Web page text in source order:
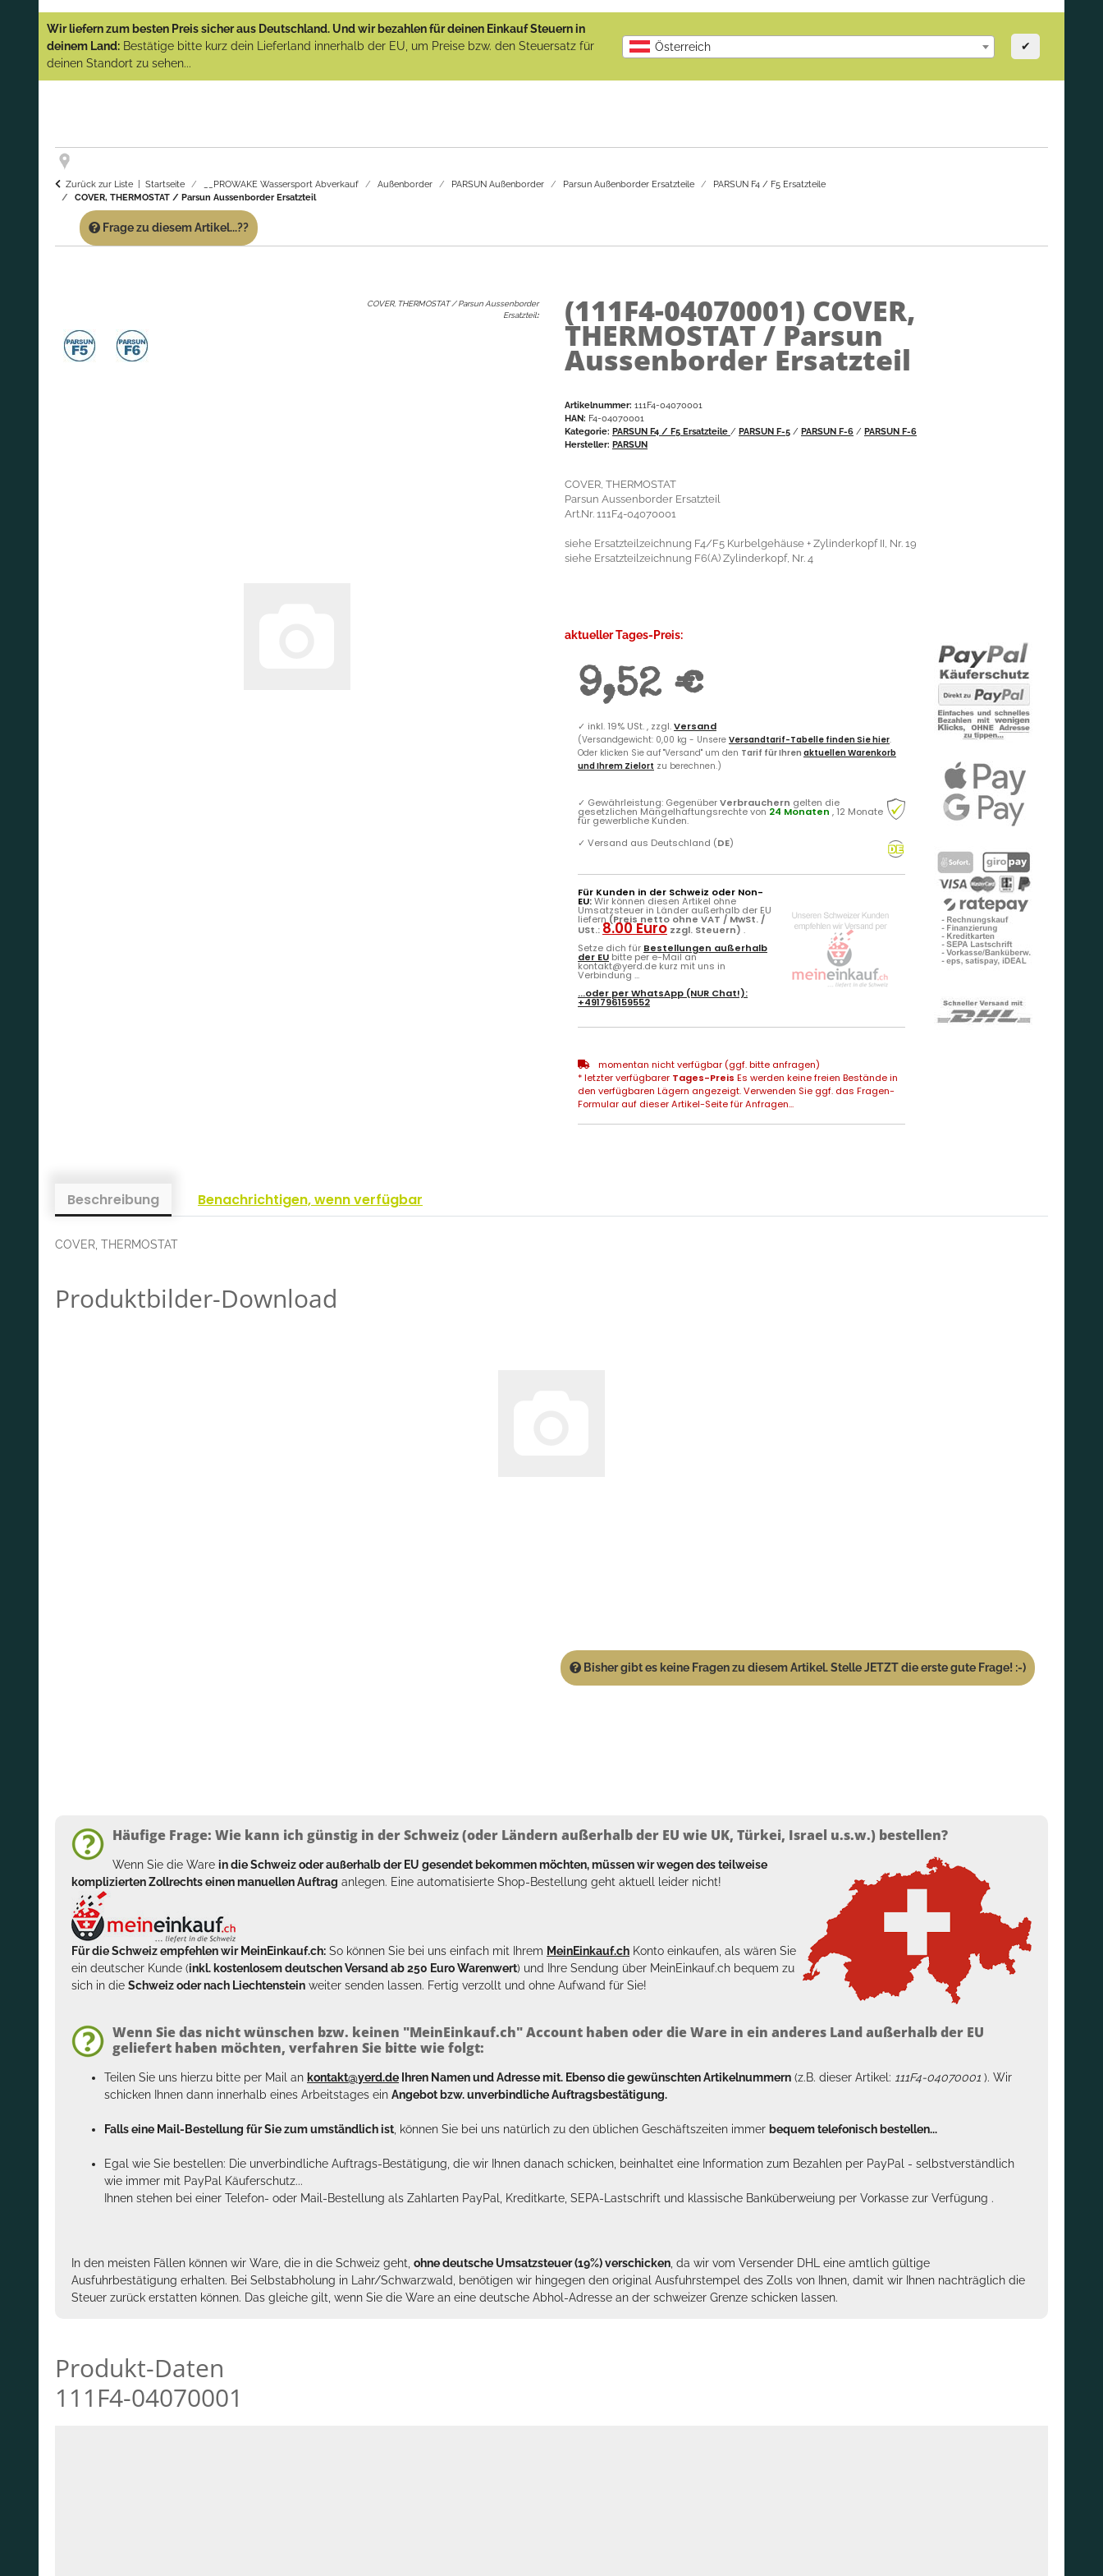
(Abverkauf)!
GARANTIE UND SERVICE:
Wir liefern zum besten Preis sicher aus Deutschland. Und wir bezahlen für deinen Einkauf Steuern in
deinem Land: Bestätige bitte kurz dein Lieferland innerhalb der EU, um Preise bzw. den Steuersatz für
deinen Standort zu sehen...
Österreich ✔
Zurück zur Liste Startseite __PROWAKE Wassersport Abverkauf Außenborder PARSUN Außenborder Parsun Außenborder Ersatzteile
PARSUN F4 / F5 Ersatzteile
COVER, THERMOSTAT / Parsun Aussenborder Ersatzteil
Frage zu diesem Artikel...??
COVER, THERMOSTAT / Parsun Aussenborder
Ersatzteil: (111F4-04070001) COVER,
THERMOSTAT / Parsun
Aussenborder Ersatzteil
Artikelnummer: 111F4-04070001
HAN: F4-04070001
Kategorie: PARSUN F4 / F5 Ersatzteile / PARSUN F-5 / PARSUN F-6 / PARSUN F-6
Hersteller: PARSUN
COVER, THERMOSTAT
Parsun Aussenborder Ersatzteil
Art.Nr. 111F4-04070001
siehe Ersatzteilzeichnung F4/F5 Kurbelgehäuse + Zylinderkopf II, Nr. 19
siehe Ersatzteilzeichnung F6(A) Zylinderkopf, Nr. 4
aktueller Tages-Preis:
9,52 €
✓ inkl. 19% USt. , zzgl.Versand
(Versandgewicht: 0,00 kg - Unsere Versandtarif-Tabelle finden Sie hier.
Oder klicken Sie auf "Versand" um den Tarif für Ihren aktuellen Warenkorb
und Ihrem Zielort zu berechnen.)
✓ Gewährleistung: GegenüberVerbrauchern gelten die
gesetzlichen Mängelhaftungsrechte von 24 Monaten , 12 Monate
für gewerbliche Kunden.
✓ Versand aus Deutschland (DE)
Für Kunden in der Schweiz oder Non-
EU:Wir können diesen Artikel ohne
Umsatzsteuer in Länder außerhalb der EU
liefern(Preis netto ohne VAT / MwSt. /
USt.: 8.00 Euro zzgl. Steuern) .
Setze dich für Bestellungen außerhalb
der EU bitte per e-Mail an
kontakt@yerd.de kurz mit uns in
Verbindung ...
...oder perWhatsApp (NUR Chat!):
+491796159552
momentan nicht verfügbar (ggf. bitte anfragen)
* letzter verfügbarer Tages-Preis Es werden keine freien Bestände in
den verfügbaren Lägern angezeigt. Verwenden Sie ggf. das Fragen-
Formular auf dieser Artikel-Seite für Anfragen...
Beschreibung Benachrichtigen, wenn verfügbar
COVER, THERMOSTAT
Produktbilder-Download
Bisher gibt es keine Fragen zu diesem Artikel. Stelle JETZT die erste gute Frage! :-)
Häufige Frage: Wie kann ich günstig in der Schweiz (oder Ländern außerhalb der EU wie UK, Türkei, Israel u.s.w.) bestellen?
Wenn Sie die Ware in die Schweiz oder außerhalb der EU gesendet bekommen möchten, müssen wir wegen des teilweise
komplizierten Zollrechts einen manuellen Auftrag anlegen. Eine automatisierte Shop-Bestellung geht aktuell leider nicht!
Für die Schweiz empfehlen wir MeinEinkauf.ch: So können Sie bei uns einfach mit Ihrem MeinEinkauf.ch Konto einkaufen, als wären Sie
ein deutscher Kunde (inkl. kostenlosem deutschen Versand ab 250 Euro Warenwert) und Ihre Sendung über MeinEinkauf.ch bequem zu
sich in die Schweiz oder nach Liechtenstein weiter senden lassen. Fertig verzollt und ohne Aufwand für Sie!
Wenn Sie das nicht wünschen bzw. keinen "MeinEinkauf.ch" Account haben oder die Ware in ein anderes Land außerhalb der EU
geliefert haben möchten, verfahren Sie bitte wie folgt:
Teilen Sie uns hierzu bitte per Mail an kontakt@yerd.de Ihren Namen und Adresse mit. Ebenso die gewünschten Artikelnummern (z.B. dieser Artikel: 111F4-04070001 ). Wir
schicken Ihnen dann innerhalb eines Arbeitstages ein Angebot bzw. unverbindliche Auftragsbestätigung.
Falls eine Mail-Bestellung für Sie zum umständlich ist , können Sie bei uns natürlich zu den üblichen Geschäftszeiten immer bequem telefonisch bestellen...
Egal wie Sie bestellen: Die unverbindliche Auftrags-Bestätigung, die wir Ihnen danach schicken, beinhaltet eine Information zum Bezahlen per PayPal - selbstverständlich
wie immer mit PayPal Käuferschutz...
Ihnen stehen bei einer Telefon- oder Mail-Bestellung als Zahlarten PayPal, Kreditkarte, SEPA-Lastschrift und klassische Banküberweiung per Vorkasse zur Verfügung .
In den meisten Fällen können wir Ware, die in die Schweiz geht, ohne deutsche Umsatzsteuer (19%) verschicken , da wir vom Versender DHL eine amtlich gültige
Ausfuhrbestätigung erhalten. Bei Selbstabholung in Lahr/Schwarzwald, benötigen wir hingegen den original Ausfuhrstempel des Zolls von Ihnen, damit wir Ihnen nachträglich die
Steuer zurück erstatten können. Das gleiche gilt, wenn Sie die Ware an eine deutsche Abhol-Adresse an der schweizer Grenze schicken lassen.
Produkt-Daten
111F4-04070001